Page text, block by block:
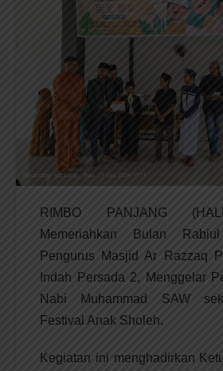
RIMBO PANJANG
Memeriahkan Bulan
Pengurus Masjid Ar Razzaq
Indah Persada 2, Menggelar
Nabi Muhammad SAW
Festival Anak Sholeh.
Kegiatan ini menghadirkan